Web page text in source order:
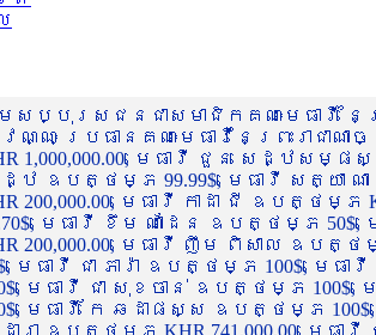
ប្បុរសជនជាសមាជិកគណៈមេធាវី
វណ្ណៈ ប្រធានគណៈមេធាវីនៃព្រះរា
1,000,000.00, មេធាវី ជួន សេដ្ឋស
ឋ ឧបត្ថម្ភ 99.99$, មេធាវី សត្យា ណ
មេធាវី កាដា ជី ឧបត្ថម្ភ
មេធាវី ខឹម ណាដែន ឧបត្ថម្ភ 50$,
200,000.00, មេធាវី ញឹម ពិសាល ឧបត្ថ
េធាវី ជា ភារ៉ា ឧបត្ថម្ភ 100$, មេ
មេធាវី ជា សុខចាន់ ឧបត្ថម្ភ
មេធាវី កែ ឆដាផស្ស ឧបត្ថម្ភ
ារា ឧបត្ថម្ភ KHR 741,000.00, មេ